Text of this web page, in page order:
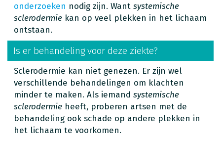
onderzoeken nodig zijn. Want systemische
sclerodermie kan op veel plekken in het lichaam
ontstaan.
Is er behandeling voor deze ziekte?
Sclerodermie kan niet genezen. Er zijn wel
verschillende behandelingen om klachten
minder te maken. Als iemand systemische
sclerodermie heeft, proberen artsen met de
behandeling ook schade op andere plekken in
het lichaam te voorkomen.